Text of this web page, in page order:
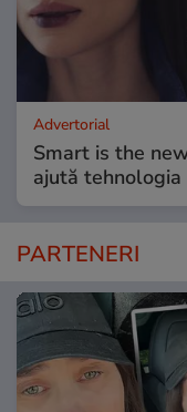
Advertorial
Smart is the
ajută
PARTENERI